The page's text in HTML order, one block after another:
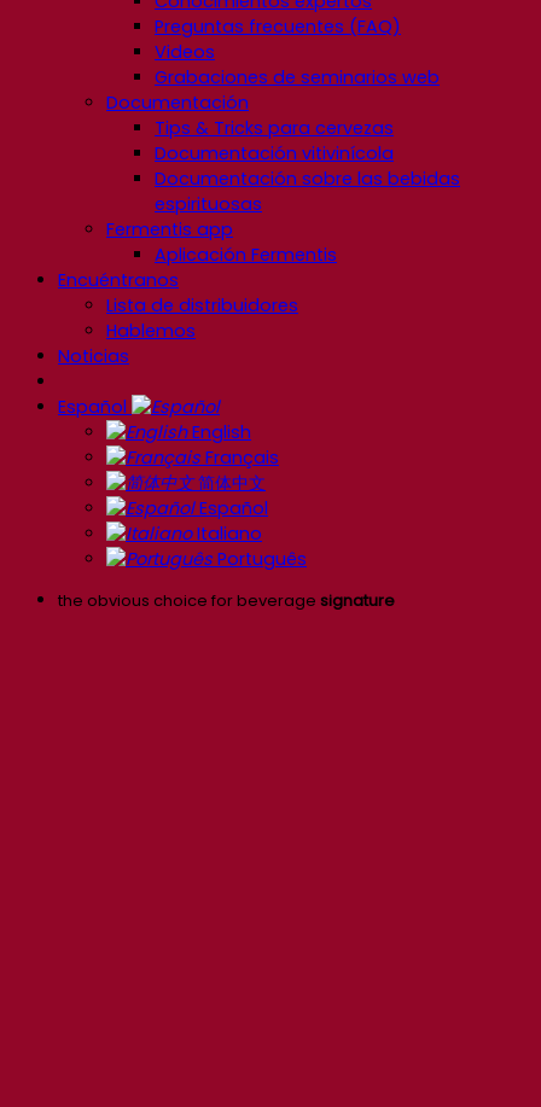
Preguntas frecuentes (FAQ)
Videos
Grabaciones de seminarios web
Documentación
Tips & Tricks para cervezas
Documentación vitivinícola
Documentación sobre las bebidas
espirituosas
Fermentis app
Aplicación Fermentis
Encuéntranos
Lista de distribuidores
Hablemos
Noticias
Español
English
Français
简体中文
Español
Italiano
Português
the obvious choice for beverage signature